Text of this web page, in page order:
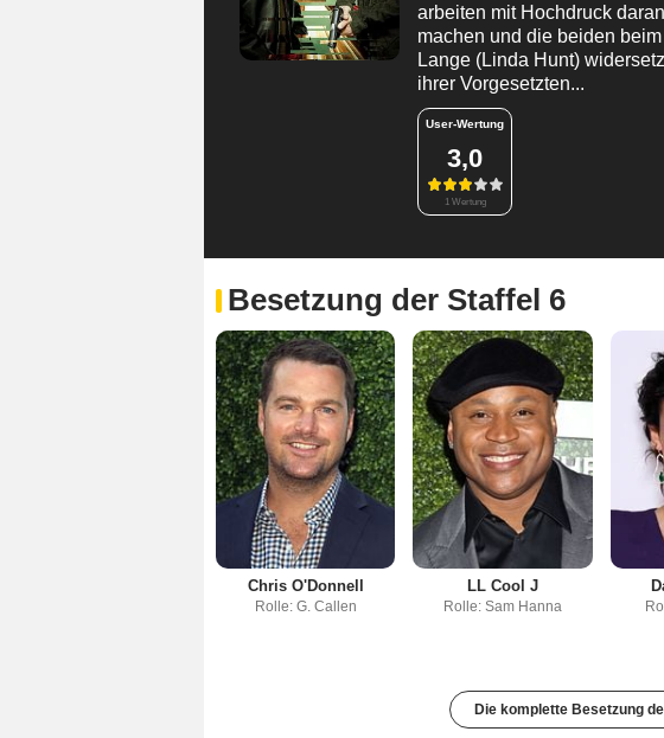
arbeiten mit Hochdruck
machen und die beiden
Lange (Linda Hunt)
ihrer Vorgesetzten...
User-Wertung
3,0
1 Wertung
Besetzung der Staffel 6
Chris O'Donnell
Rolle: G. Callen
LL Cool J
Rolle: Sam Hanna
Die komplette Besetzung